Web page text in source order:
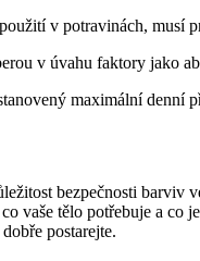
v potravinách, musí
v úvahu faktory jako
maximální denní
bezpečnosti barviv
vaše tělo potřebuje a
postarejte.